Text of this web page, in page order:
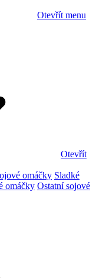
Otevřít menu
Otevřít
omáčky Sladké
omáčky Ostatní sojové